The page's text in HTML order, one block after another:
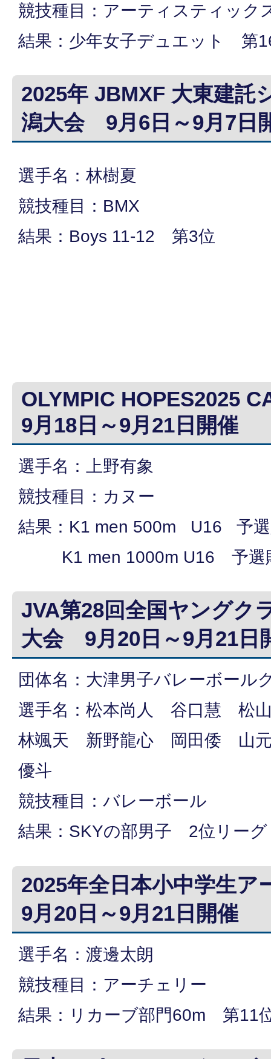
競技種目：アーティスティック
結果：少年女子デュエット 第
2025年 JBMXF 大東建託
潟大会 9月6日～9月7日
選手名：林樹夏
競技種目：BMX
結果：Boys 11-12 第3位
OLYMPIC HOPES2025
9月18日～9月21日開催
選手名：上野有象
競技種目：カヌー
結果：K1 men 500m U16 予
K1 men 1000m U16 予選
JVA第28回全国ヤングク
大会 9月20日～9月21日
団体名：大津男子バレーボール
選手名：松本尚人 谷口慧 松
林颯天 新野龍心 岡田倭 山
優斗
競技種目：バレーボール
結果：SKYの部男子 2位リー
2025年全日本小中学生
9月20日～9月21日開催
選手名：渡邊太朗
競技種目：アーチェリー
結果：リカーブ部門60m 第11